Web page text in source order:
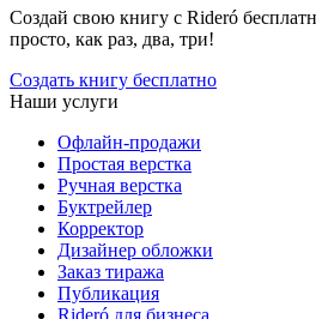
Создай свою книгу с Rideró
просто, как раз, два, три!
Создать книгу бесплатно
Наши услуги
Офлайн-продажи
Простая верстка
Ручная верстка
Буктрейлер
Корректор
Дизайнер обложки
Заказ тиража
Публикация
Rideró для бизнеса